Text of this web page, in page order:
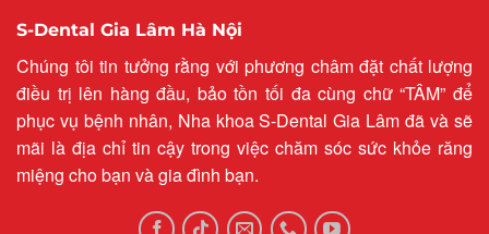
S-Dental Gia Lâm Hà Nội
Chúng tôi tin tưởng rằng với phương châm đặt chất lượng
điều trị lên hàng đầu, bảo tồn tối đa cùng chữ “TÂM” để
phục vụ bệnh nhân, Nha khoa S-Dental Gia Lâm đã và sẽ
mãi là địa chỉ tin cậy trong việc chăm sóc sức khỏe răng
miệng cho bạn và gia đình bạn.